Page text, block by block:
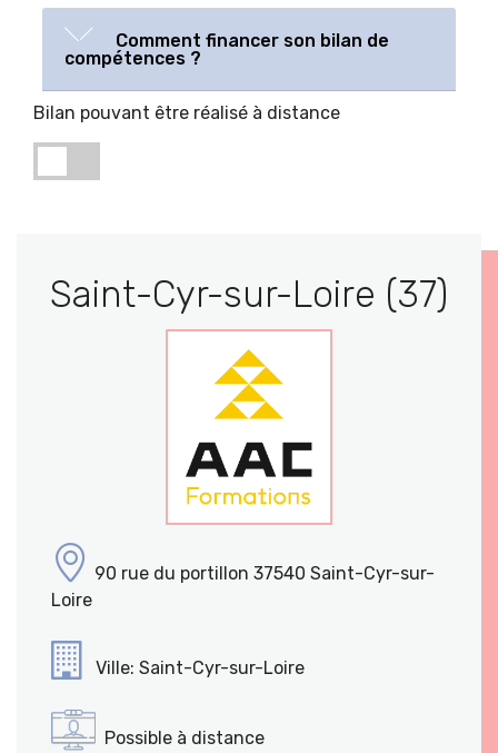
Comment financer son bilan de
compétences ?
Bilan pouvant être réalisé à distance
Saint-Cyr-sur-Loire (37)
90 rue du portillon 37540 Saint-Cyr-sur-
Loire
Ville: Saint-Cyr-sur-Loire
Possible à distance